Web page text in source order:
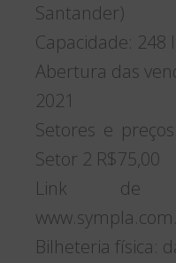
Santander)
Capacidade: 248
Abertura das
2021
Setores e
Setor 2 R$75,00
Link de
Bilheteria física: